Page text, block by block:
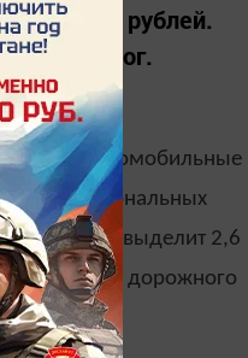
432 млн рублей.
дорог.
автомобильные
км региональных
Татарстан выделит 2,6
и дорожного